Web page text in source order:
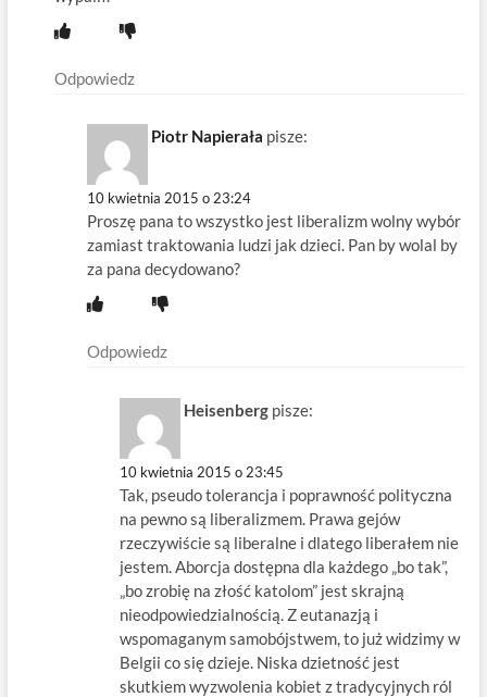
Odpowiedz
Piotr Napierała pisze:
10 kwietnia 2015 o 23:24
Proszę pana to wszystko jest liberalizm wolny wybór
zamiast traktowania ludzi jak dzieci. Pan by wolal by
za pana decydowano?
Odpowiedz
Heisenberg pisze:
10 kwietnia 2015 o 23:45
Tak, pseudo tolerancja i poprawność polityczna
na pewno są liberalizmem. Prawa gejów
rzeczywiście są liberalne i dlatego liberałem nie
jestem. Aborcja dostępna dla każdego „bo tak”,
„bo zrobię na złość katolom” jest skrajną
nieodpowiedzialnością. Z eutanazją i
wspomaganym samobójstwem, to już widzimy w
Belgii co się dzieje. Niska dzietność jest
skutkiem wyzwolenia kobiet z tradycyjnych ról